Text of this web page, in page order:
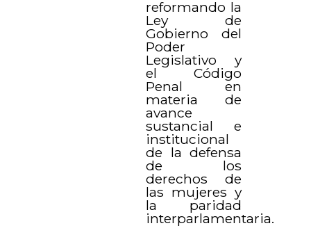
reformando la
Ley de
Gobierno del
Poder
Legislativo y
el Código
Penal en
materia de
avance
sustancial e
institucional
de la defensa
de los
derechos de
las mujeres y
la paridad
interparlamentaria.